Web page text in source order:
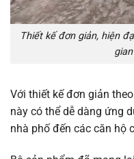
Thiết kế đơn giản, hiện
Với thiết kế đơn giản
này có thể dễ dàng ứng
nhà phố đến các căn hộ